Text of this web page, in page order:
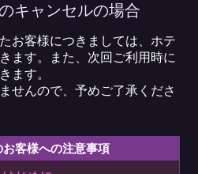
キャンセルの場合
お客様につきましては、ホテ
ます。また、次回ご利用時に
ます。
せんので、予めご了承くださ
お客様への注意事項